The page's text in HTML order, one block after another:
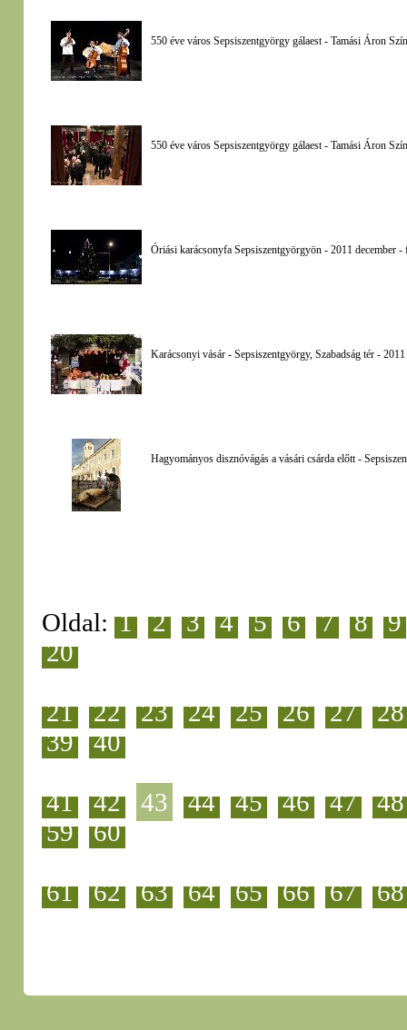
550 éve város Sepsiszentgyörgy gálaest - Tamási Áron
550 éve város Sepsiszentgyörgy gálaest - Tamási Áron
Óriási karácsonyfa Sepsiszentgyörgyön - 2011 december
Karácsonyi vásár - Sepsiszentgyörgy, Szabadság tér -
Hagyományos disznóvágás a vásári csárda előtt -
Oldal: 1 2 3 4 5 6 7 8
9
20
21 22 23 24 25 26 27
28
39
40
41 42 43 44 45 46 47
48
59
60
61 62 63 64 65 66 67 68